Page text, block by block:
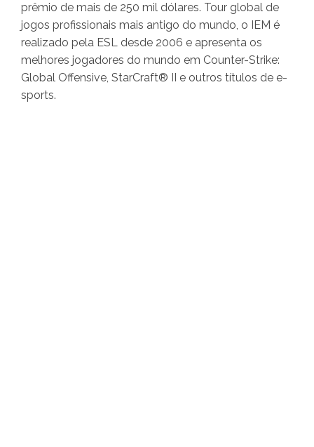
prêmio de mais de 250 mil dólares. Tour global de
jogos profissionais mais antigo do mundo, o IEM é
realizado pela ESL desde 2006 e apresenta os
melhores jogadores do mundo em Counter-Strike:
Global Offensive, StarCraft® II e outros títulos de e-
sports.